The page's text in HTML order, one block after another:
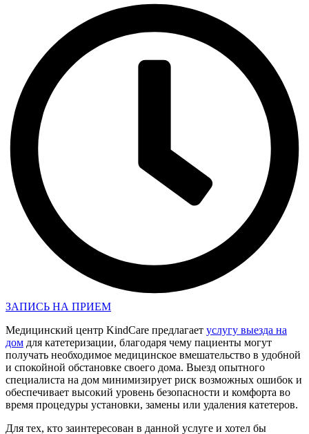
ЗАПИСЬ НА ПРИЕМ
Медицинский центр KindCare предлагает услугу выезда на
дом для катетеризации, благодаря чему пациенты могут
получать необходимое медицинское вмешательство в удобной
и спокойной обстановке своего дома. Выезд опытного
специалиста на дом минимизирует риск возможных ошибок и
обеспечивает высокий уровень безопасности и комфорта во
время процедуры установки, замены или удаления катетеров.
Для тех, кто заинтересован в данной услуге и хотел бы